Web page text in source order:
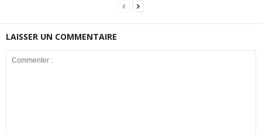
LAISSER UN COMMENTAIRE